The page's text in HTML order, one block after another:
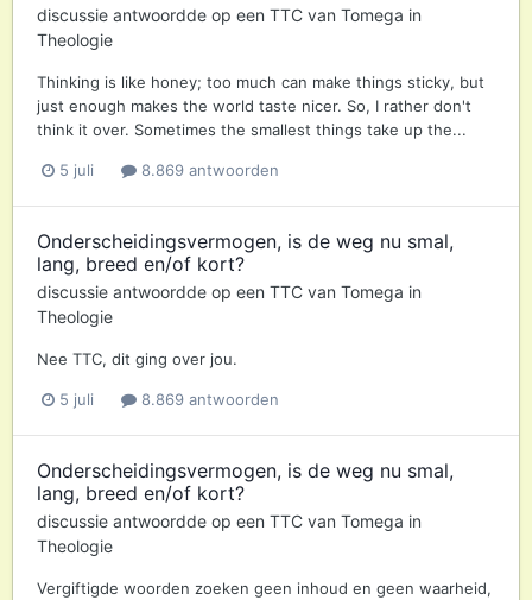
discussie antwoordde op een TTC van Tomega in
Theologie
Thinking is like honey; too much can make things sticky, but
just enough makes the world taste nicer. So, I rather don't
think it over. Sometimes the smallest things take up the...
5 juli 8.869 antwoorden
Onderscheidingsvermogen, is de weg nu smal,
lang, breed en/of kort?
discussie antwoordde op een TTC van Tomega in
Theologie
Nee TTC, dit ging over jou.
5 juli 8.869 antwoorden
Onderscheidingsvermogen, is de weg nu smal,
lang, breed en/of kort?
discussie antwoordde op een TTC van Tomega in
Theologie
Vergiftigde woorden zoeken geen inhoud en geen waarheid,